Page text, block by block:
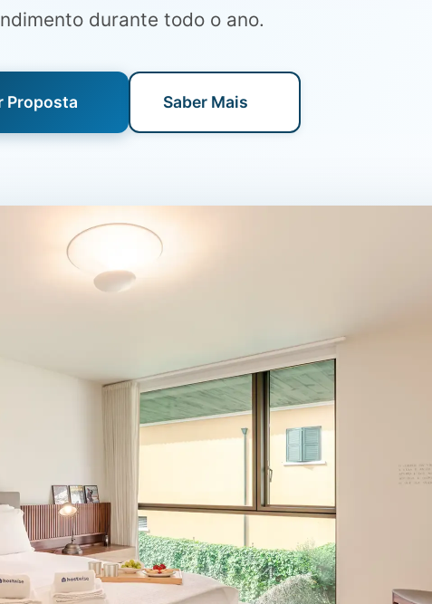
durante todo o ano.
Proposta Saber Mais